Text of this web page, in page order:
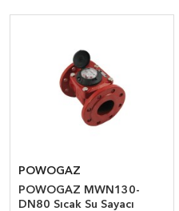
POWOGAZ
POWOGAZ MWN130-
DN80 Sıcak Su Sayacı